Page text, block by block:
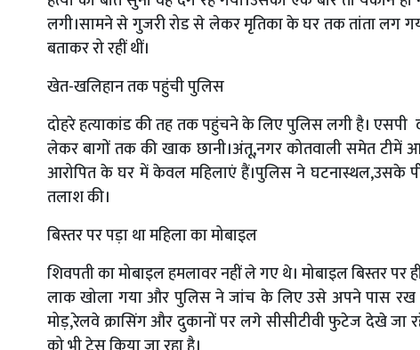
लगी।सामने से गुजरी रोड से लेकर मृतिका के घर तक तांता लग
बताकर रो रहीं थीं।
खेत-खलिहान तक पहुंची पुलिस
दोहरे हत्याकांड की तह तक पहुंचने के लिए पुलिस लगी है। एसपी
लेकर बागों तक की खाक छानी।अंतू,नगर कोतवाली समेत टीमें
आरोपित के घर में केवल महिलाएं हैं।पुलिस ने घटनास्थल,उसके
तलाश की।
बिस्तर पर पड़ा था महिला का मोबाइल
शिवपती का मोबाइल हमलावर नहीं ले गए थे। मोबाइल बिस्तर
लाक खोला गया और पुलिस ने जांच के लिए उसे अपने पास रख
मोड़,रेलवे क्रासिंग और दुकानों पर लगे सीसीटीवी फुटेज देखे